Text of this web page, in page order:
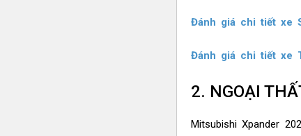
Đánh giá chi tiết xe
Đánh giá chi tiết xe
2. NGOẠI
Mitsubishi Xpander